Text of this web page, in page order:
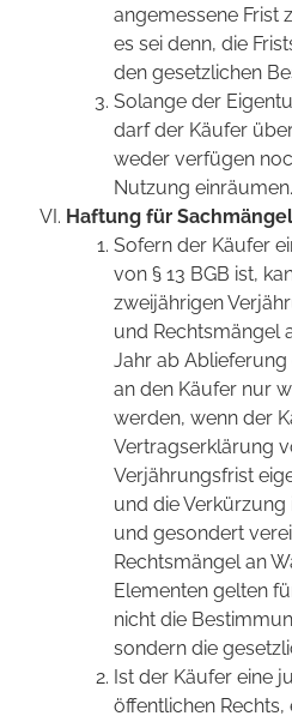
angemessene Frist
es sei denn, die
den gesetzlichen
Solange der
darf der Käufer
weder verfügen
Nutzung einräumen.
Haftung für
Sofern der Käufer
von § 13 BGB ist,
zweijährigen
und Rechtsmängel
Jahr ab
an den Käufer nur
werden, wenn der
Vertragserklärung
Verjährungsfrist
und die
und gesondert
Rechtsmängel an
Elementen gelten
nicht die
sondern die
Ist der Käufer eine
öffentlichen